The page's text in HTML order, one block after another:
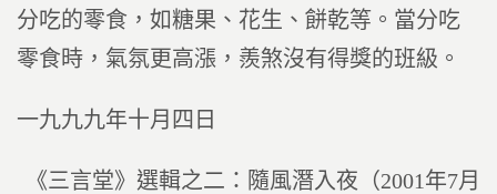
分吃的零食，如糖果、花生、餅乾等。當分吃
零食時，氣氛更高漲，羨煞沒有得獎的班級。
一九九九年十月四日
《三言堂》選輯之二：隨風潛入夜（2001年7月